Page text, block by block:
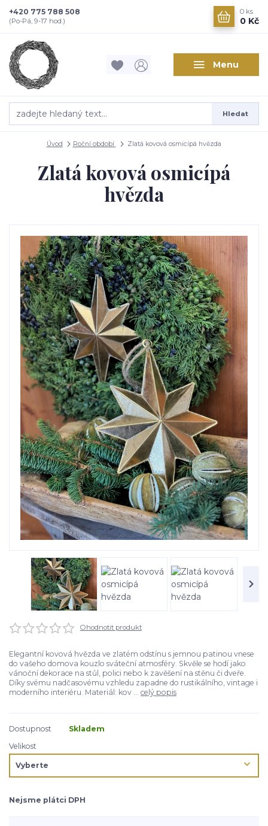
Menu
Hledat
+420 775 788 508
(Po-Pá, 9-17 hod.)
0 ks
0 Kč
Úvod Roční období Zlatá kovová osmicípá hvězda
Zlatá kovová osmicípá
hvězda
Ohodnotit produkt
Elegantní kovová hvězda ve zlatém odstínu s jemnou patinou vnese
do vašeho domova kouzlo sváteční atmosféry. Skvěle se hodí jako
vánoční dekorace na stůl, polici nebo k zavěšení na stěnu či dveře.
Díky svému nadčasovému vzhledu zapadne do rustikálního, vintage i
moderního interiéru. Materiál: kov ... celý popis
Dostupnost
Skladem
Velikost
Nejsme plátci DPH